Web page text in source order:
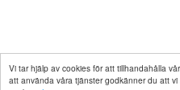
Vi tar hjälp av cookies för att tillhandahålla
att använda våra tjänster godkänner du att
Copyright © 2026